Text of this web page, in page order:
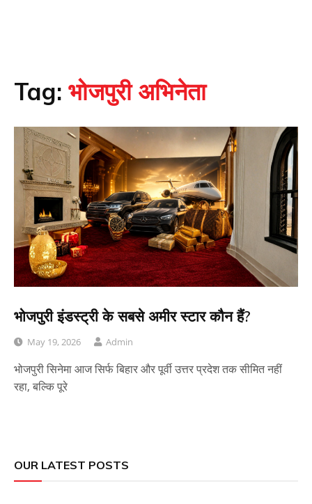
Tag: भोजपुरी अभिनेता
भोजपुरी इंडस्ट्री के सबसे अमीर स्टार कौन हैं?
May 19, 2026 Admin
भोजपुरी सिनेमा आज सिर्फ बिहार और पूर्वी उत्तर प्रदेश तक सीमित नहीं
रहा, बल्कि पूरे
OUR LATEST POSTS